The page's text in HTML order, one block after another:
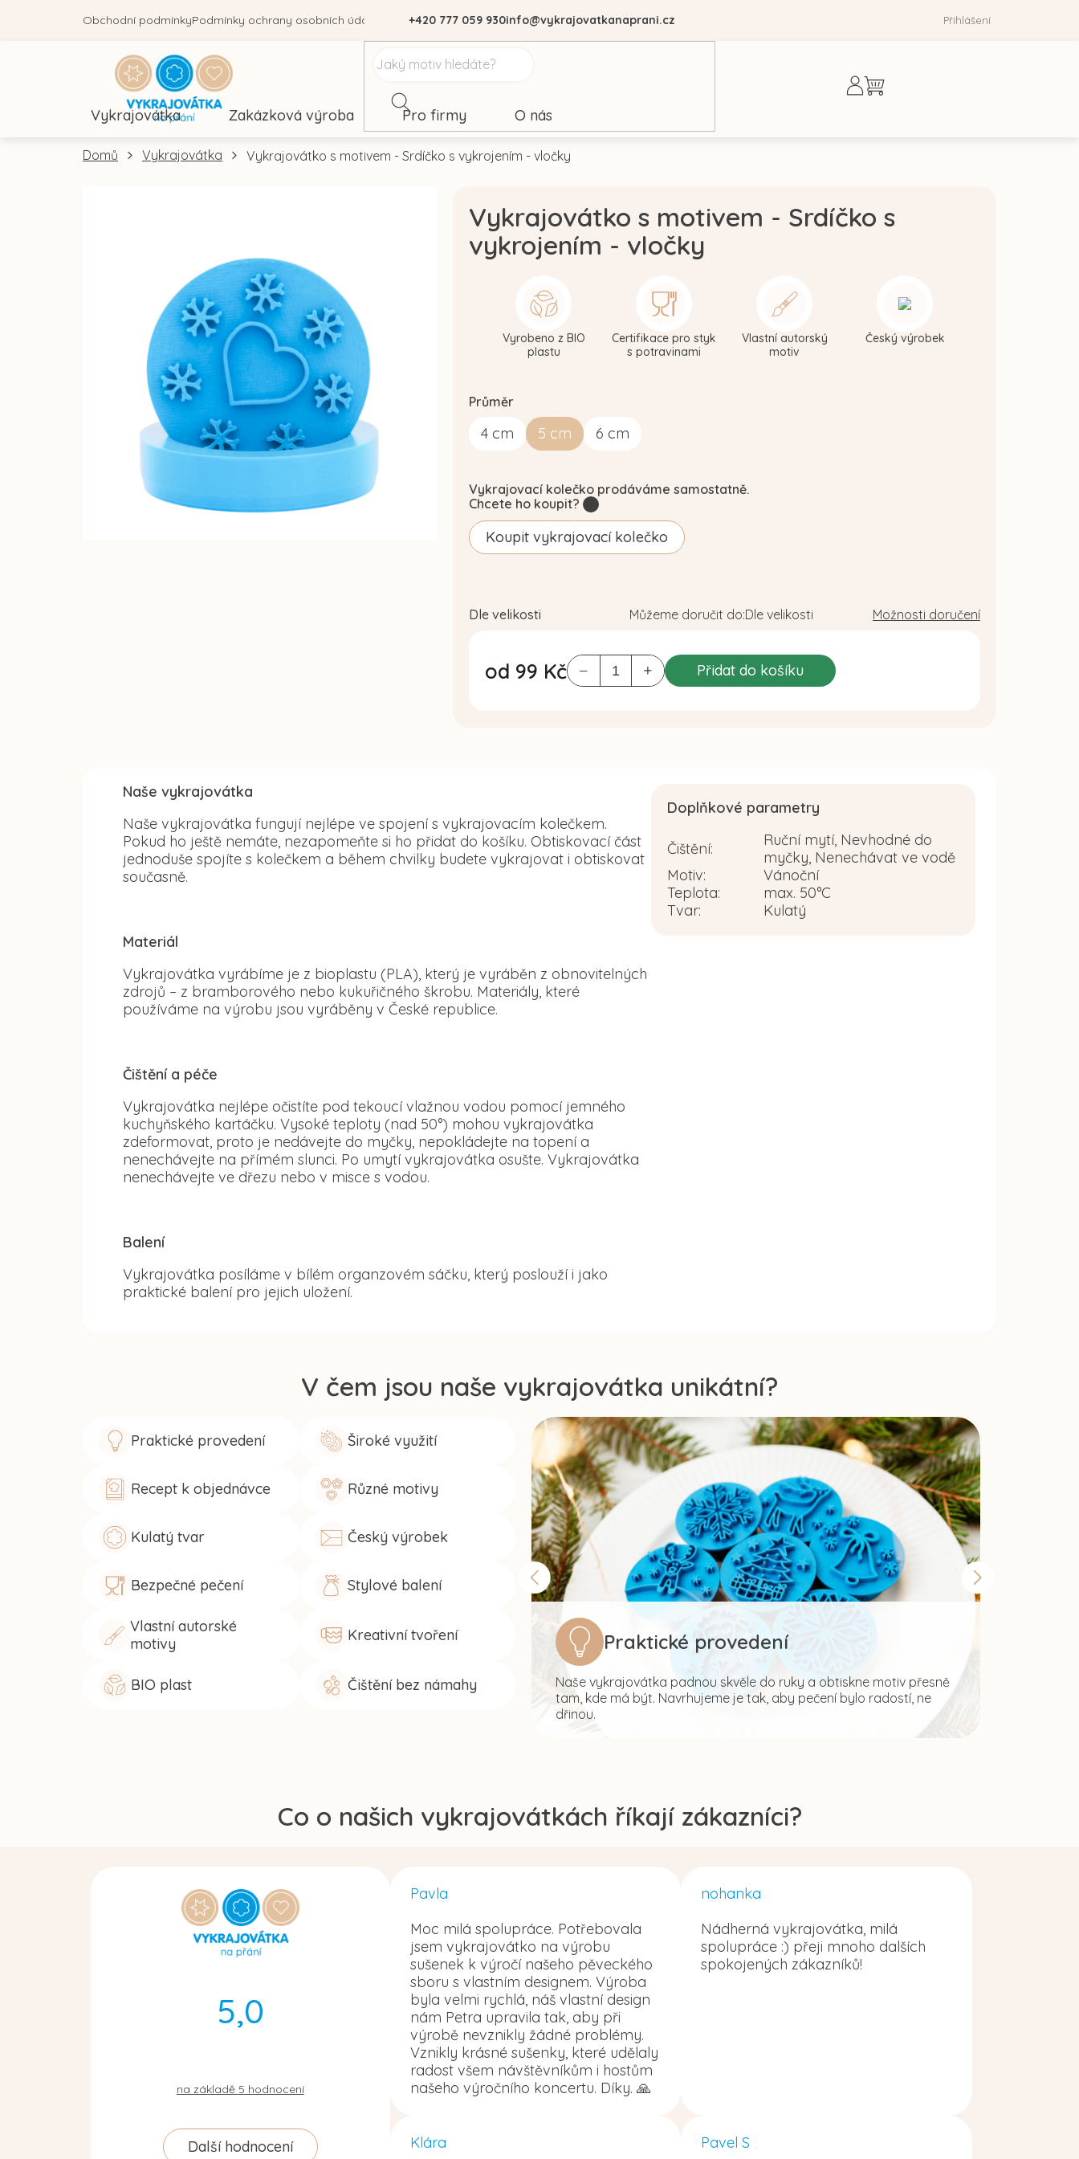
+420 777 059 930info@vykrajovatkanaprani.cz
Obchodní podmínkyPodmínky ochrany osobních údajů Přihlášení
Nákupní
Vykrajovátka Zakázková výroba Pro firmy O nás
Domů Vykrajovátka Vykrajovátko s motivem - Srdíčko s vykrojením - vločky
Průměr
4cm 5 cm 6 cm
Vykrajovátko s motivem - Srdíčko s
vykrojením - vločky
od 99 Kč Přidat do košíku
Vyrobeno z BIO
plastu
Certifikace pro styk
s potravinami
Vlastní autorský
motiv
Český výrobek
Vykrajovací kolečko prodáváme samostatně.
Chcete ho koupit?
Koupit vykrajovací kolečko
Dle velikosti Můžeme doručit do:Dle velikosti Možnosti doručení
V čem jsou naše vykrajovátka unikátní?
Praktické provedení Široké využití
Recept k objednávce Různé motivy
Kulatý tvar Český výrobek
Bezpečné pečení Stylové balení
Vlastní autorské
motivy
Kreativní tvoření
BIO plast Čištění bez námahy
Praktické provedení
Naše vykrajovátka padnou skvěle do ruky a obtiskne motiv přesně
tam, kde má být. Navrhujeme je tak, aby pečení bylo radostí, ne
dřinou.
Naše vykrajovátka
Naše vykrajovátka fungují nejlépe ve spojení s vykrajovacím kolečkem.
Pokud ho ještě nemáte, nezapomeňte si ho přidat do košíku. Obtiskovací část
jednoduše spojíte s kolečkem a během chvilky budete vykrajovat i obtiskovat
současně.
Materiál
Vykrajovátka vyrábíme je z bioplastu (PLA), který je vyráběn z obnovitelných
zdrojů – z bramborového nebo kukuřičného škrobu. Materiály, které
používáme na výrobu jsou vyráběny v České republice.
Čištění a péče
Vykrajovátka nejlépe očistíte pod tekoucí vlažnou vodou pomocí jemného
kuchyňského kartáčku. Vysoké teploty (nad 50°) mohou vykrajovátka
zdeformovat, proto je nedávejte do myčky, nepokládejte na topení a
nenechávejte na přímém slunci. Po umytí vykrajovátka osušte. Vykrajovátka
nenechávejte ve dřezu nebo v misce s vodou.
Balení
Vykrajovátka posíláme v bílém organzovém sáčku, který poslouží i jako
praktické balení pro jejich uložení.
Doplňkové parametry
Čištění:
Ruční mytí, Nevhodné do
myčky, Nenechávat ve vodě
Motiv:
Vánoční
Teplota:
max. 50°C
Tvar: Kulatý
Co o našich vykrajovátkách říkají zákazníci?
5,0
na základě 5 hodnocení
Další hodnocení
Pavla
Moc milá spolupráce. Potřebovala
jsem vykrajovátko na výrobu
sušenek k výročí našeho pěveckého
sboru s vlastním designem. Výroba
byla velmi rychlá, náš vlastní design
nám Petra upravila tak, aby při
výrobě nevznikly žádné problémy.
Vznikly krásné sušenky, které udělaly
radost všem návštěvníkům i hostům
našeho výročního koncertu. Díky. 🙏
nohanka
Nádherná vykrajovátka, milá
spolupráce :) přeji mnoho dalších
spokojených zákazníků!
Klára
Pavel S